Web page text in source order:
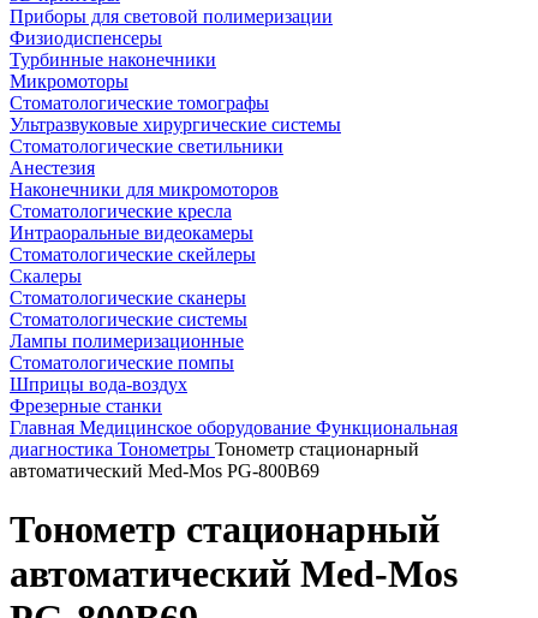
Приборы для световой полимеризации
Физиодиспенсеры
Турбинные наконечники
Микромоторы
Стоматологические томографы
Ультразвуковые хирургические системы
Стоматологические светильники
Анестезия
Наконечники для микромоторов
Стоматологические кресла
Интраоральные видеокамеры
Стоматологические скейлеры
Скалеры
Стоматологические сканеры
Стоматологические системы
Лампы полимеризационные
Стоматологические помпы
Шприцы вода-воздух
Фрезерные станки
Главная Медицинское оборудование Функциональная
диагностика Тонометры Тонометр стационарный
автоматический Med-Mos PG-800B69
Тонометр стационарный
автоматический Med-Mos